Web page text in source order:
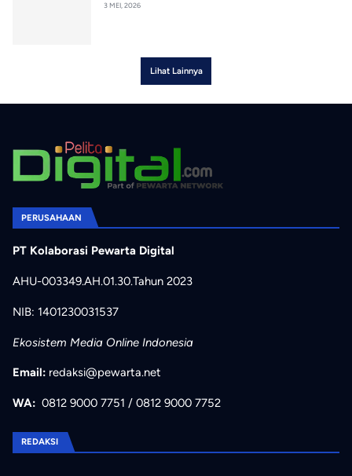
3 MEI, 2026
Lihat Lainnya
PERUSAHAAN
PT Kolaborasi Pewarta Digital
AHU-003349.AH.01.30.Tahun 2023
NIB: 1401230031537
Ekosistem Media Online Indonesia
Email: redaksi@pewarta.net
WA: 0812 9000 7751 / 0812 9000 7752
REDAKSI